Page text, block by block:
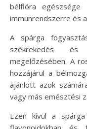
bélflóra
immunrendszerre és
A spárga
székrekedés
megelőzésében. A
hozzájárul a
ajánlott azok
vagy más emésztési
Ezen kívül a spárga